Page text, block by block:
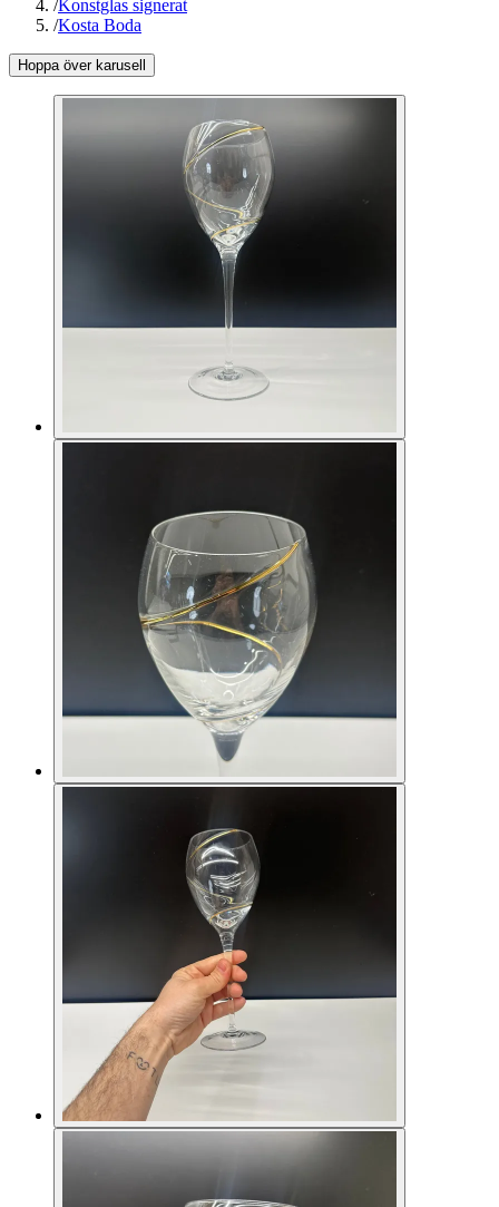
/Konstglas signerat
/Kosta Boda
Hoppa över karusell